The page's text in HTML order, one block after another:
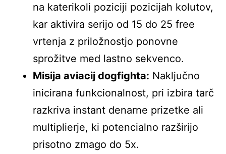
na katerikoli poziciji pozicijah kolutov,
kar aktivira serijo od 15 do 25 free
vrtenja z priložnostjo ponovne
sprožitve med lastno sekvenco.
Misija aviacij dogfighta: Naključno
inicirana funkcionalnost, pri izbira tarč
razkriva instant denarne prizetke ali
multiplierje, ki potencialno razširijo
prisotno zmago do 5x.